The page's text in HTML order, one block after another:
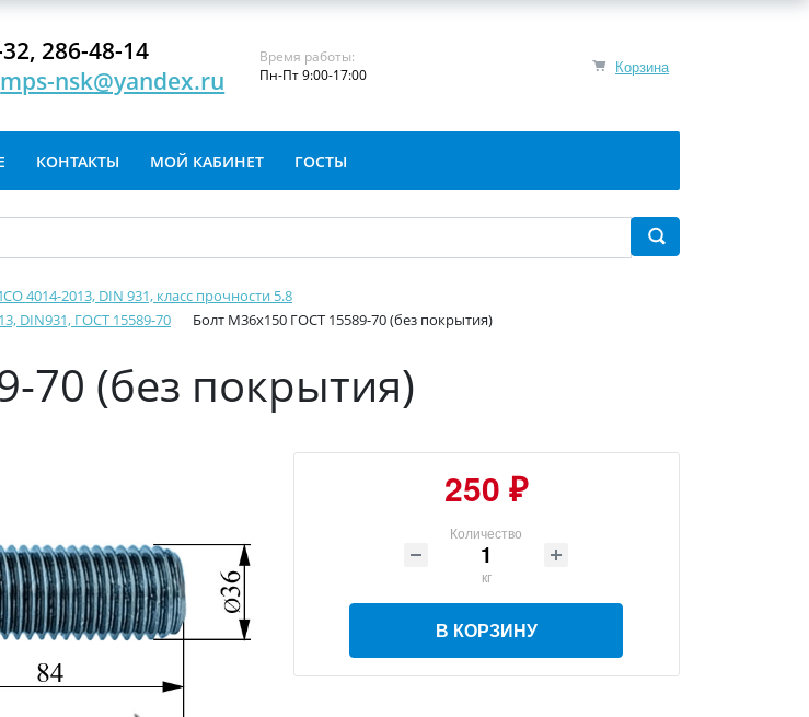
Корзина
286-48-14
mps-nsk@yandex.ru
Время работы:
Пн-Пт 9:00-17:00
КОНТАКТЫ МОЙ КАБИНЕТ ГОСТЫ
4014-2013, DIN 931, класс прочности 5.8
DIN931, ГОСТ 15589-70
Болт М36х150 ГОСТ 15589-70 (без покрытия)
70 (без покрытия)
250 ₽
Количество
кг
В КОРЗИНУ